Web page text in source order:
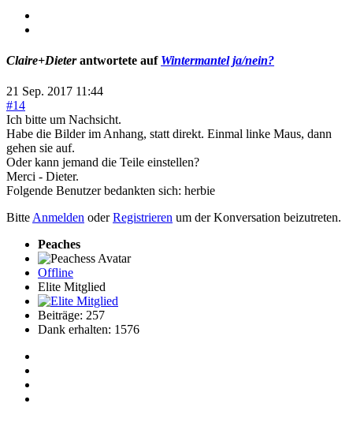
Claire+Dieterantwortete auf Wintermantel ja/nein?
21 Sep. 2017 11:44
#14
Ich bitte um Nachsicht.
Habe die Bilder im Anhang, statt direkt. Einmal linke Maus, dann
gehen sie auf.
Oder kann jemand die Teile einstellen?
Merci - Dieter.
Folgende Benutzer bedankten sich: herbie
BitteAnmelden oderRegistrieren um der Konversation beizutreten.
Peaches
Offline
Elite Mitglied
Beiträge: 257
Dank erhalten: 1576